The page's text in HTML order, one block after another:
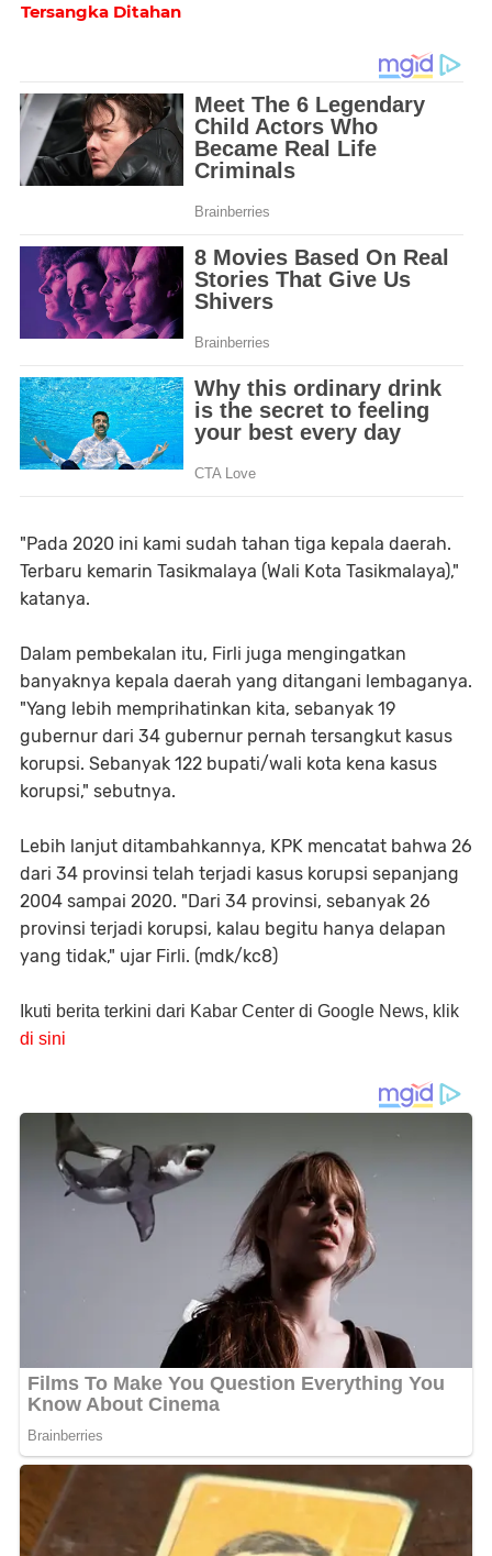
Tersangka Ditahan
"Pada 2020 ini kami sudah tahan tiga kepala daerah.
Terbaru kemarin Tasikmalaya (Wali Kota Tasikmalaya),"
katanya.
Dalam pembekalan itu, Firli juga mengingatkan
banyaknya kepala daerah yang ditangani lembaganya.
"Yang lebih memprihatinkan kita, sebanyak 19
gubernur dari 34 gubernur pernah tersangkut kasus
korupsi. Sebanyak 122 bupati/wali kota kena kasus
korupsi," sebutnya.
Lebih lanjut ditambahkannya, KPK mencatat bahwa 26
dari 34 provinsi telah terjadi kasus korupsi sepanjang
2004 sampai 2020. "Dari 34 provinsi, sebanyak 26
provinsi terjadi korupsi, kalau begitu hanya delapan
yang tidak," ujar Firli. (mdk/kc8)
Ikuti berita terkini dari Kabar Center di Google News, klik
di sini